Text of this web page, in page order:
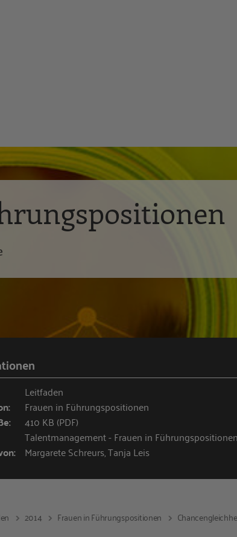
Leitfaden
Frauen in Führungspositionen
410 KB (PDF)
Talentmanagement - Frauen in Führungspositionen
Margarete Schreurs, Tanja Leis
2014 Frauen in Führungspositionen